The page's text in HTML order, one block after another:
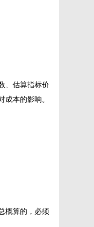
、估算指标价
本的影响。
概算的，必须